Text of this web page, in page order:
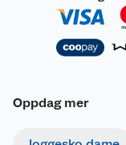
Oppdag mer